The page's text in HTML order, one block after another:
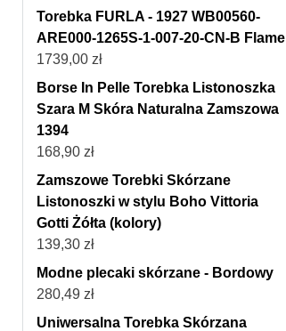
Torebka FURLA - 1927 WB00560-
ARE000-1265S-1-007-20-CN-B Flame
1739,00 zł
Borse In Pelle Torebka Listonoszka
Szara M Skóra Naturalna Zamszowa
1394
168,90 zł
Zamszowe Torebki Skórzane
Listonoszki w stylu Boho Vittoria
Gotti Żółta (kolory)
139,30 zł
Modne plecaki skórzane - Bordowy
280,49 zł
Uniwersalna Torebka Skórzana